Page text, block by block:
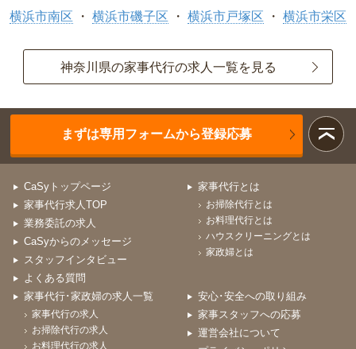
横浜市南区 横浜市磯子区 横浜市戸塚区 横浜市栄区
神奈川県の家事代行の求人一覧を見る
まずは専用フォームから登録応募
CaSyトップページ
家事代行求人TOP
業務委託の求人
CaSyからのメッセージ
スタッフインタビュー
よくある質問
家事代行とは
お掃除代行とは
お料理代行とは
ハウスクリーニングとは
家政婦とは
家事代行･家政婦の求人一覧
家事代行の求人
お掃除代行の求人
お料理代行の求人
安心･安全への取り組み
家事スタッフへの応募
運営会社について